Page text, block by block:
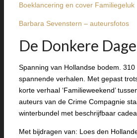
Boeklancering en cover Familiegeluk
Barbara Sevenstern – auteursfotos
De Donkere
Spanning van Hollandse bodem. 310
spannende verhalen. Met gepast
korte verhaal ‘Familieweekend’
auteurs van de Crime Compagnie
winterbundel met beschrijfbaar
Met bijdragen van: Loes den